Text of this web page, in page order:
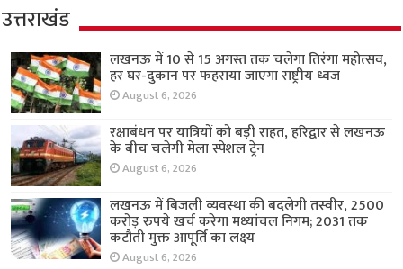
उत्तराखंड
लखनऊ में 10 से 15 अगस्त तक चलेगा तिरंगा महोत्सव,
हर घर-दुकान पर फहराया जाएगा राष्ट्रीय ध्वज
August 6, 2026
रक्षाबंधन पर यात्रियों को बड़ी राहत, हरिद्वार से लखनऊ
के बीच चलेगी मेला स्पेशल ट्रेन
August 6, 2026
लखनऊ में बिजली व्यवस्था की बदलेगी तस्वीर, 2500
करोड़ रुपये खर्च करेगा मध्यांचल निगम; 2031 तक
कटौती मुक्त आपूर्ति का लक्ष्य
August 6, 2026